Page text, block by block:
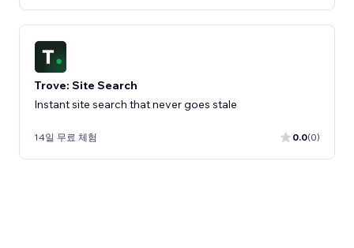
Trove: Site Search
Instant site search that never goes stale
14일 무료 체험 0.0(0)